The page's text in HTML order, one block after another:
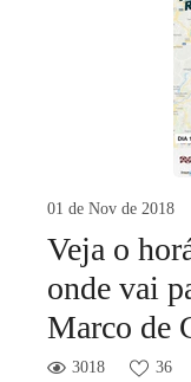
01 de Nov de 2018
Veja o
onde vai
Marco de
3018 36